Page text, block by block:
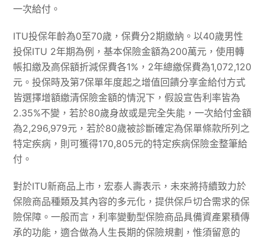
一次給付。
ITU投保年齡為0至70歲，保費分2期繳納。以40歲男性
投保ITU 2年期為例，基本保險金額為200萬元，使用轉
帳扣繳及高保額折減保費各1%，2年總繳保費為1,072,120
元。投保時及第7保單年度起之增值回饋分享金給付方式
皆選擇增額繳清保險金額的情況下，假設宣告利率皆為
2.35%不變，若於80歲身故或是完全失能，一次給付金額
為2,296,979元，若於80歲被診斷確定為保單條款所列之
特定疾病，則可獲得170,805元的特定疾病保險金整筆給
付。
對於ITU新商品上市，宏泰人壽表示，未來將持續致力於
保險商品種類及其內容的多元化，提供保戶切合需求的保
險保障。一般而言，利率變動型保險商品具備資產累積傳
承的功能，適合做為人生長期的保險規劃，惟須留意的